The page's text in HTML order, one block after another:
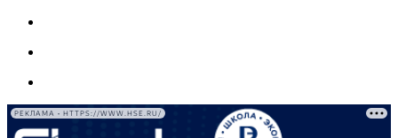
РЕКЛАМА • HTTPS://WWW.HSE.RU/